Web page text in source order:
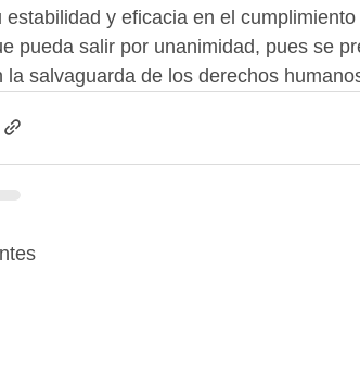
estabilidad y eficacia en el
pueda salir por unanimidad, pues se
la salvaguarda de los derechos